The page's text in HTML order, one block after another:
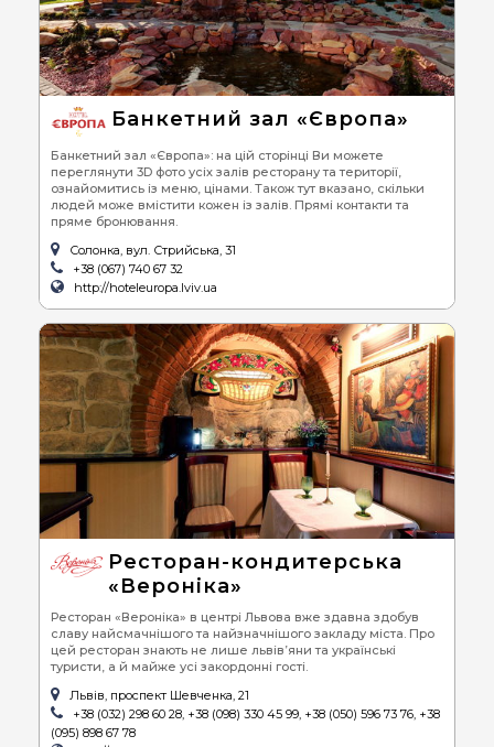
Банкетний зал «Європа»
Банкетний зал «Європа»: на цій сторінці Ви можете
переглянути 3D фото усіх залів ресторану та території,
ознайомитись із меню, цінами. Також тут вказано, скільки
людей може вмістити кожен із залів. Прямі контакти та
пряме бронювання.
Солонка, вул. Стрийська, 31
+38 (067) 740 67 32
http://hoteleuropa.lviv.ua
Ресторан-кондитерська
«Вероніка»
Ресторан «Вероніка» в центрі Львова вже здавна здобув
славу найсмачнішого та найзначнішого закладу міста. Про
цей ресторан знають не лише львів’яни та українські
туристи, а й майже усі закордонні гості.
Львів, проспект Шевченка, 21
+38 (032) 298 60 28, +38 (098) 330 45 99, +38 (050) 596 73 76, +38
(095) 898 67 78